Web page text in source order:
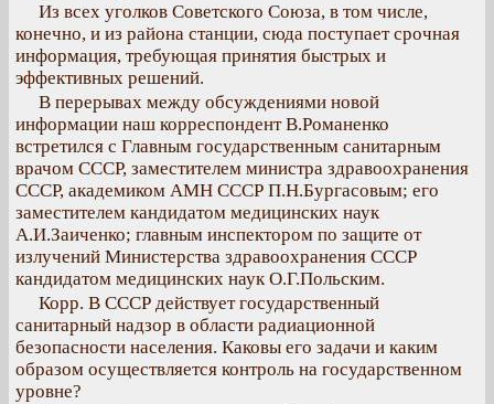
Из всех уголков Советского Союза, в том числе,
конечно, и из района станции, сюда поступает срочная
информация, требующая принятия быстрых и
эффективных решений.
В перерывах между обсуждениями новой
информации наш корреспондент В.Романенко
встретился с Главным государственным санитарным
врачом СССР, заместителем министра здравоохранения
СССР, академиком АМН СССР П.Н.Бургасовым; его
заместителем кандидатом медицинских наук
А.И.Заиченко; главным инспектором по защите от
излучений Министерства здравоохранения СССР
кандидатом медицинских наук О.Г.Польским.
Корр. В СССР действует государственный
санитарный надзор в области радиационной
безопасности населения. Каковы его задачи и каким
образом осуществляется контроль на государственном
уровне?